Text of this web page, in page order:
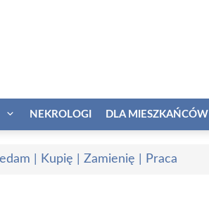
NEKROLOGI DLA MIESZKAŃCÓW
| Kupię | Zamienię | Praca